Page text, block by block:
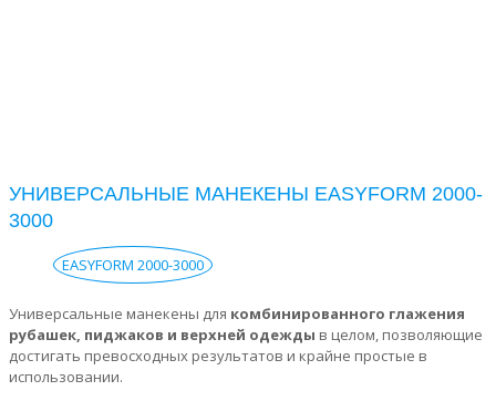
УНИВЕРСАЛЬНЫЕ МАНЕКЕНЫ EASYFORM 2000-
3000
EASYFORM 2000-3000
Универсальные манекены для комбинированного глажения
рубашек, пиджаков и верхней одежды в целом, позволяющие
достигать превосходных результатов и крайне простые в
использовании.